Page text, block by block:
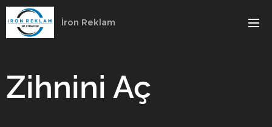
İron Reklam
Zihnini Aç